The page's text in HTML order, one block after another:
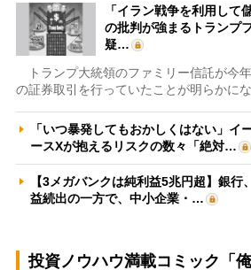
「イラン戦争を利用して
の批判が強まるトランプ
疑…
トランプ大統領のファミリー信託が今
の証券取引を行っていたことが明らかに
「いつ暴発してもおかしくはない」イ
ースXが抱えるリスクの数々「絶対…
【3メガバンクは純利益5兆円超】銀行
益続出の一方で、中小企業・…
投資ノウハウ満載コミック「